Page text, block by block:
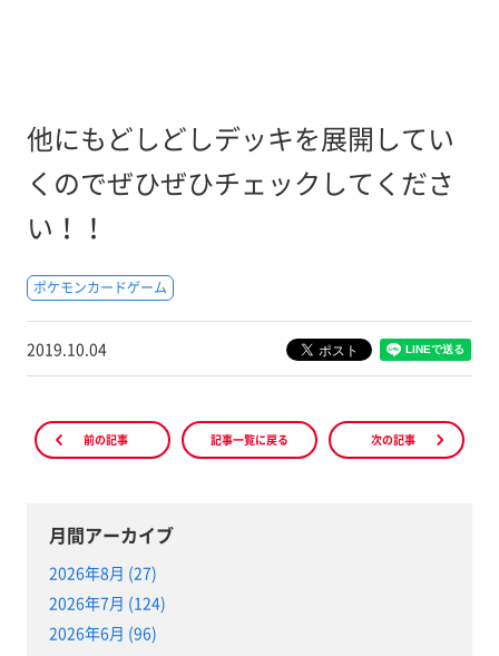
他にもどしどしデッキを展開してい
くのでぜひぜひチェックしてくださ
い！！
ポケモンカードゲーム
2019.10.04
前の記事 記事一覧に戻る 次の記事
月間アーカイブ
2026年8月 (27)
2026年7月 (124)
2026年6月 (96)